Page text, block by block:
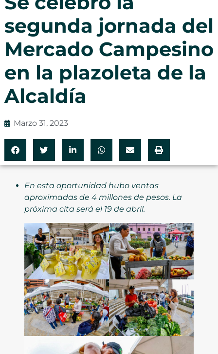
segunda jornada del
Mercado Campesino
en la plazoleta de la
Alcaldía
Marzo 31, 2023
En esta oportunidad hubo ventas
aproximadas de 4 millones de pesos. La
próxima cita será el 19 de abril.